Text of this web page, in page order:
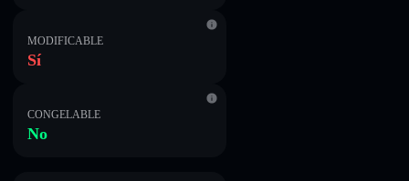
MODIFICABLE
Sí
CONGELABLE
No